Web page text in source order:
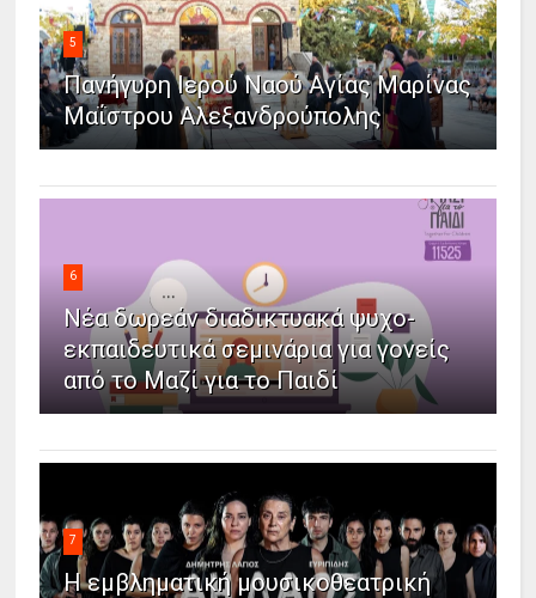
5
Πανήγυρη Ιερού Ναού Αγίας Μαρίνας
Μαΐστρου Αλεξανδρούπολης
6
Νέα δωρεάν διαδικτυακά ψυχο-
εκπαιδευτικά σεμινάρια για γονείς
από το Μαζί για το Παιδί
7
Η εμβληματική μουσικοθεατρική